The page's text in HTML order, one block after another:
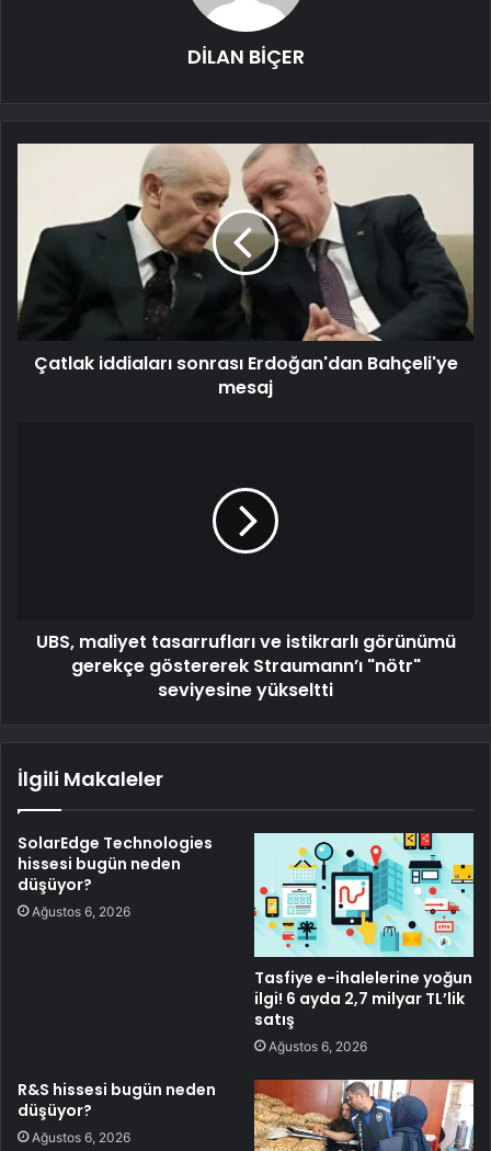
DİLAN BİÇER
Çatlak iddiaları sonrası Erdoğan'dan Bahçeli'ye
mesaj
UBS, maliyet tasarrufları ve istikrarlı görünümü
gerekçe göstererek Straumann’ı "nötr"
seviyesine yükseltti
İlgili Makaleler
SolarEdge Technologies
hissesi bugün neden
düşüyor?
Ağustos 6, 2026
Tasfiye e-ihalelerine yoğun
ilgi! 6 ayda 2,7 milyar TL’lik
satış
Ağustos 6, 2026
R&S hissesi bugün neden
düşüyor?
Ağustos 6, 2026